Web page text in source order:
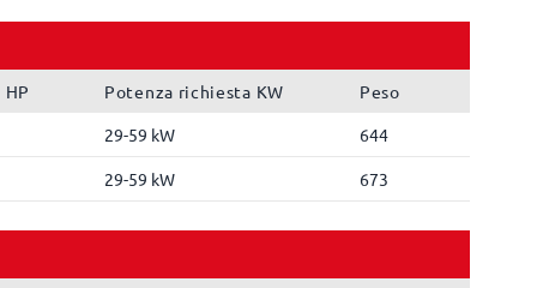
Potenza richiesta KW
Peso
29-59 kW
644
29-59 kW 673